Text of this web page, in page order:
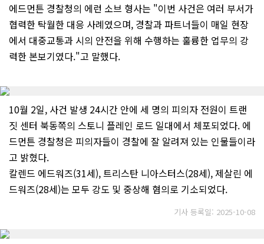
에드먼튼 경찰청의 에런 소브 형사는 "이번 사건은 여러 부서가
협력한 탁월한 대응 사례였으며, 경찰과 파트너들이 매일 현장
에서 대중교통과 시의 안전을 위해 수행하는 훌륭한 업무의 강
력한 본보기였다."고 말했다.
10월 2일, 사건 발생 24시간 안에 세 명의 피의자 전원이 트랜
짓 센터 북동쪽의 스토니 플레인 로드 일대에서 체포되었다. 에
드먼튼 경찰청은 피의자들이 경찰에 잘 알려져 있는 인물들이라
고 밝혔다.
칼렌드 에드워즈(31세), 트리스탄 니아스터스(28세), 제살린 에
드워즈(28세)는 모두 강도 및 중상해 혐의로 기소되었다.
기사 등록일: 2025-10-08